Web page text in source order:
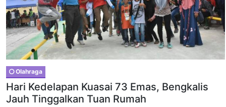
Olahraga
Hari Kedelapan Kuasai 73 Emas, Bengkalis
Jauh Tinggalkan Tuan Rumah